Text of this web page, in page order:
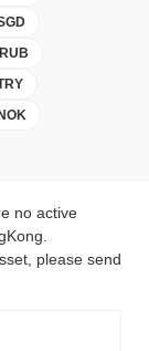
RUB
no active
please send